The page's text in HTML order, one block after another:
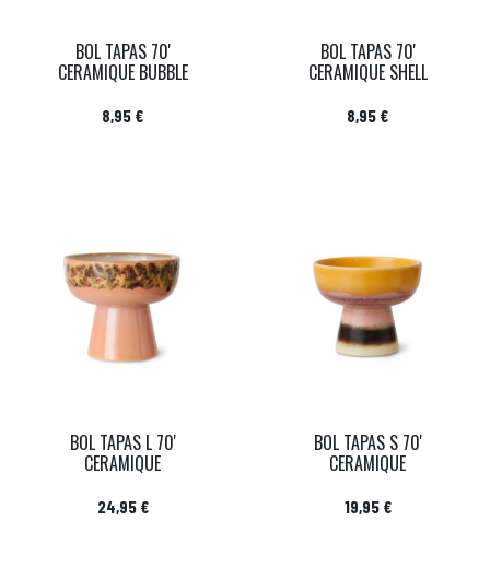
BOL TAPAS 70'
CERAMIQUE BUBBLE
Prix
8,95 €
BOL TAPAS 70'
CERAMIQUE SHELL
Prix
8,95 €
BOL TAPAS L 70'
CERAMIQUE
Prix
24,95 €
BOL TAPAS S 70'
CERAMIQUE
Prix
19,95 €